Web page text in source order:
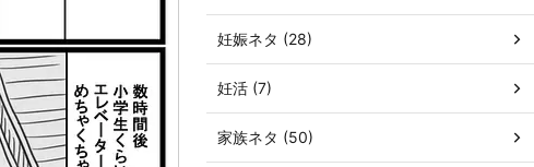
妊娠ネタ (28)
妊活 (7)
家族ネタ (50)